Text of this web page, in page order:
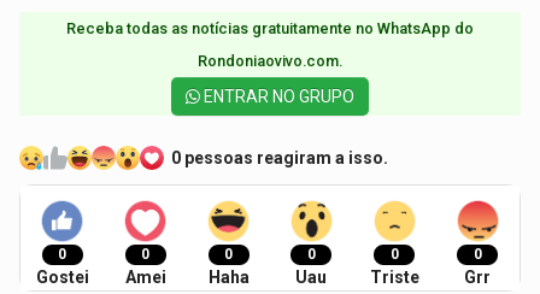
Receba todas as notícias gratuitamente no WhatsApp do
Rondoniaovivo.com.​
ENTRAR NO GRUPO
0 pessoas reagiram a isso.
0
Gostei
0
Amei
0
Haha
0
Uau
0
Triste
0
Grr